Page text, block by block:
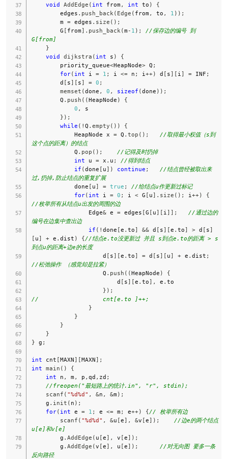
void AddEdge ( int from , int to )
{
        edges
. push_back ( Edge ( from , to , 1 ) ) ;
        m
= edges . size ( ) ;
        G
[ from] . push_back (m - 1 ) ;
//保存边的编号 到
G[from]
}
void dijkstra ( int s )
{
        priority_queue
<HeapNode> Q ;
for( int i = 1 ; i <= n ; i ++) d [ s] [ i ] = INF ;
        d
[ s] [ s] = 0 ;
memset (done , 0 , sizeof (done ) ) ;
        Q
. push ( (HeapNode )
{
0 ,
s
} ) ;
while ( ! Q . empty ( ) )
{
            HeapNode x
= Q . top ( ) ;
//取得最小权值（s到
这个点的距离）的结点
            Q
. pop ( ) ;
//记得及时扔掉
int u = x . u ;
//得到结点
if (done [ u] ) continue ;
//结点曾经被取出来
过,扔掉,防止结点的重复扩展
            done
[ u] = true ;
//给结点u作更新过标记
for( int i = 0 ; i < G [ u] . size ( ) ; i ++)
{
//枚举所有从结点u出发的周围的边
                Edge
& e = edges [G [ u] [ i ] ] ;
//通过边的
编号在边集中查出边
if ( ! done [e . to] && d [ s] [e . to] > d [ s]
[ u] + e . dist ) {//结点e.to没更新过 并且 s到点e.to的距离 > s
到点u的距离+边e的长度
                    d
[ s] [e . to] = d [ s] [ u] + e . dist ;
//松弛操作 （感觉却是拉紧）
                    Q
. push ( (HeapNode )
{
                        d
[ s] [e . to] , e . to
} ) ;
//                  cnt[e.to ]++;
}
}
}
}
} g ;
int cnt [MAXN] [MAXN] ;
int main ( )
{
int n , m , p , qd , zd ;
//freopen("最短路上的统计.in", "r", stdin);
scanf ( "%d%d" , &n , &m ) ;
    g
. init ( n ) ;
for( int e = 1 ; e <= m ; e++) {// 枚举所有边
scanf ( "%d%d" , &u [e] , &v [e] ) ;
//边e的两个结点
u[e]和v[e]
        g
. AddEdge ( u [e] , v [e] ) ;
        g
. AddEdge (v [e] , u [e] ) ;
//对无向图 要多一条
反向路径